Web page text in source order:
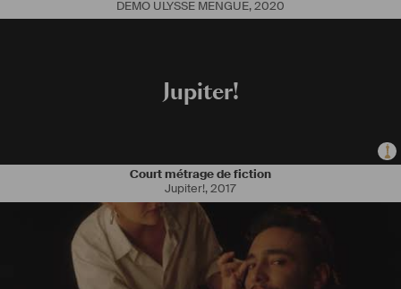
DEMO ULYSSE MENGUE,2020
Jupiter!
Court métrage de fiction
Jupiter!,2017
Je suis Électricienne et Cheffe électricienne sur des projets de clips,
spécialisée dans l’éclairage pour cinéma et audiovisuel. J’ai fait mes
études universitaires en cinéma à Paris et au Venezuela.
N'hésitez pas à me contacter, si vous en avez besoin pour vos projets
!
lorenabsalazarc@gmail.com
IG : lorenabsalazarc
Site web : www.lorenabsalazarc.wixsite.com/cinema